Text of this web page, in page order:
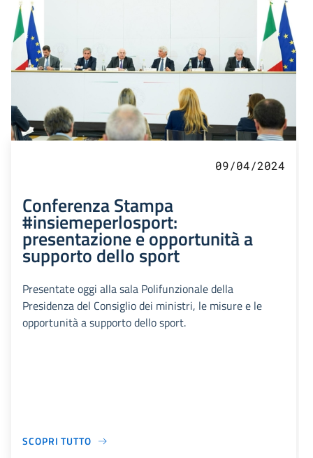
09/04/2024
Conferenza Stampa
#insiemeperlosport:
presentazione e opportunità a
supporto dello sport
Presentate oggi alla sala Polifunzionale della
Presidenza del Consiglio dei ministri, le misure e le
opportunità a supporto dello sport.
SCOPRI TUTTO